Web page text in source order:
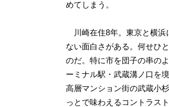
めてしまう。
川崎在住8年。東京と横浜
ない面白さがある。何せひ
のだ。特に市を団子の串の
ーミナル駅・武蔵溝ノ口を
高層マンション街の武蔵小
っとで味わえるコントラス